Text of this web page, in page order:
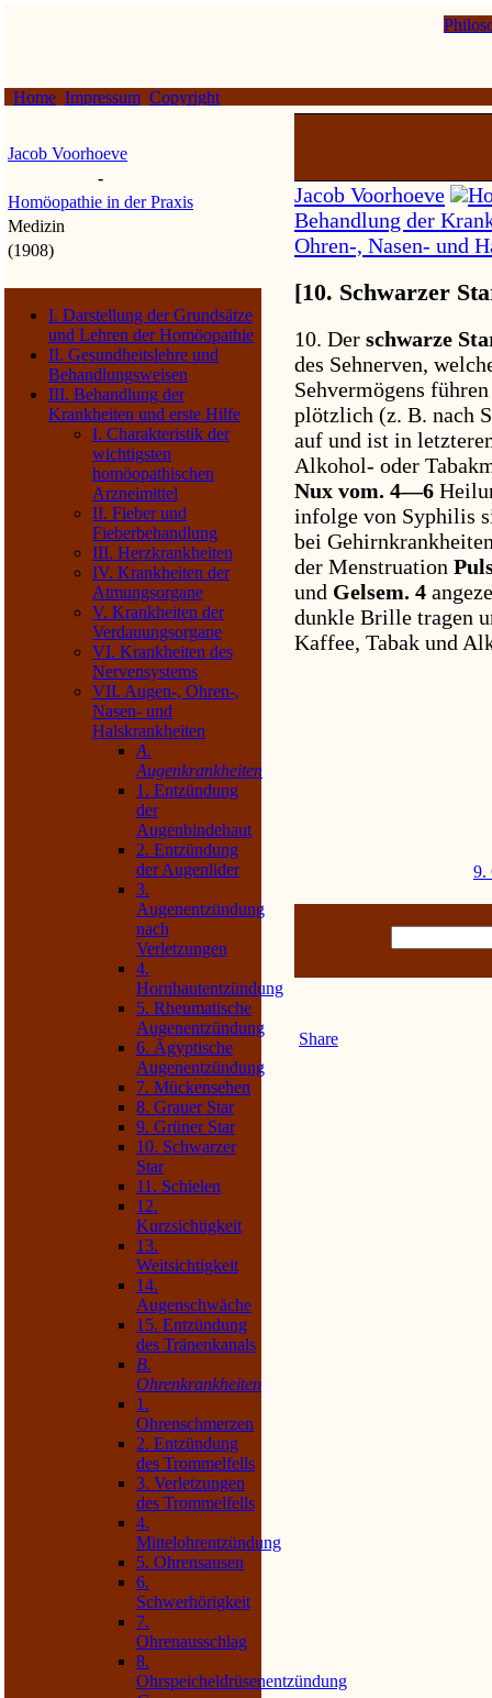
Home Impressum Copyright
Jacob Voorhoeve
-
Homöopathie in der Praxis
Medizin
(1908)
I. Darstellung der Grundsätze
und Lehren der Homöopathie
II. Gesundheitslehre und
Behandlungsweisen
III. Behandlung der
Krankheiten und erste Hilfe
I. Charakteristik der
wichtigsten
homöopathischen
Arzneimittel
II. Fieber und
Fieberbehandlung
III. Herzkrankheiten
IV. Krankheiten der
Atmungsorgane
V. Krankheiten der
Verdauungsorgane
VI. Krankheiten des
Nervensystems
VII. Augen-, Ohren-,
Nasen- und
Halskrankheiten
A.
Augenkrankheiten
1. Entzündung
der
Augenbindehaut
2. Entzündung
der Augenlider
3.
Augenentzündung
nach
Verletzungen
4.
Hornhautentzündung
5. Rheumatische
Augenentzündung
6. Ägyptische
Augenentzündung
7. Mückensehen
8. Grauer Star
9. Grüner Star
10. Schwarzer
Star
11. Schielen
12.
Kurzsichtigkeit
13.
Weitsichtigkeit
14.
Augenschwäche
15. Entzündung
des Tränenkanals
B.
Ohrenkrankheiten
1.
Ohrenschmerzen
2. Entzündung
des Trommelfells
3. Verletzungen
des Trommelfells
4.
Mittelohrentzündung
5. Ohrensausen
6.
Schwerhörigkeit
7.
Ohrenausschlag
8.
Ohrspeicheldrüsenentzündung
Jacob Voorhoeve
Behandlung der
Ohren-, Nasen- und
[10. Schwarzer
10. Der schwarze
des Sehnerven,
Sehvermögens
plötzlich (z. B. nach
auf und ist in
Alkohol- oder
Nux vom. 4—6
infolge von Syphilis
bei
der Menstruation
und Gelsem. 4
dunkle Brille tragen
Kaffee, Tabak und
9.
Share